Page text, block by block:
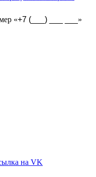
« »